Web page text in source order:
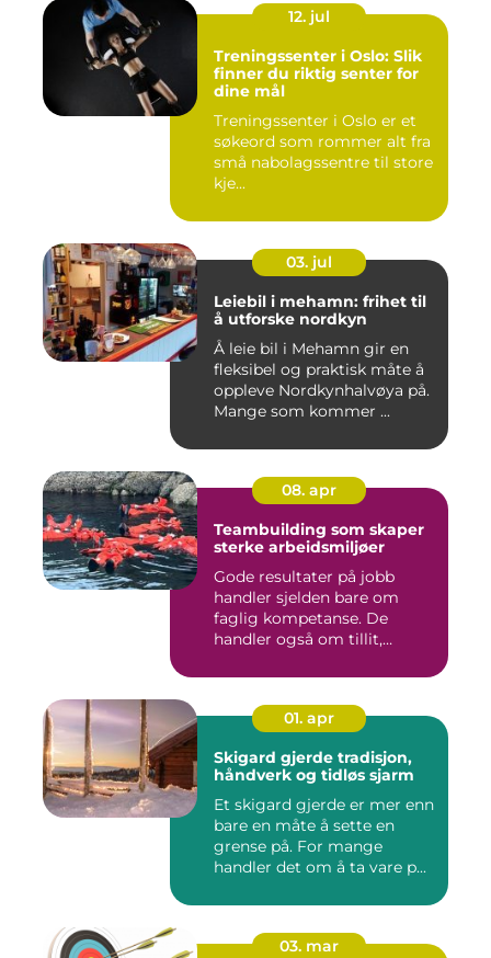
12. jul
Treningssenter i Oslo: Slik
finner du riktig senter for
dine mål
Treningssenter i Oslo er et
søkeord som rommer alt fra
små nabolagssentre til store
kje...
03. jul
Leiebil i mehamn: frihet til
å utforske nordkyn
Å leie bil i Mehamn gir en
fleksibel og praktisk måte å
oppleve Nordkynhalvøya på.
Mange som kommer ...
08. apr
Teambuilding som skaper
sterke arbeidsmiljøer
Gode resultater på jobb
handler sjelden bare om
faglig kompetanse. De
handler også om tillit,
01. apr
Skigard gjerde tradisjon,
håndverk og tidløs sjarm
Et skigard gjerde er mer enn
bare en måte å sette en
grense på. For mange
handler det om å ta vare p...
03. mar